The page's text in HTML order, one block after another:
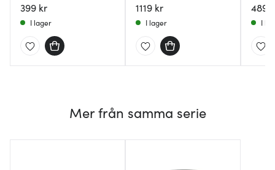
399 kr
I lager
1119 kr
I lager
489
I
Mer från samma serie